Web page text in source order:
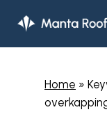
main
Home »